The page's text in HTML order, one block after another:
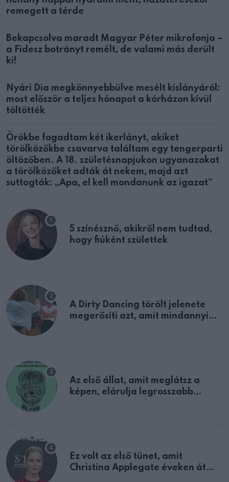
remegett a térde
Bekapcsolva maradt Magyar Péter mikrofonja –
a Fidesz botrányt remélt, de valami más derült
ki!
Nyári Dia megkönnyebbülve mesélt kislányáról:
most először a teljes hónapot a kórházon kívül
töltötték
Örökbe fogadtam két ikerlányt, akiket
törölközőkbe csavarva találtam egy tengerparti
öltözőben. A 18. születésnapjukon ugyanazokat
a törölközőket adták át nekem, majd azt
suttogták: „Apa, el kell mondanunk az igazat”
5 színésznő, akikről nem tudtad,
hogy fiúként születtek
A Dirty Dancing törölt jelenete
megerősíti azt, amit mindannyian
Az első állat, amit meglátsz a
képen, elárulja legrosszabb
Ez volt az első tünet, amit
Christina Applegate éveken át